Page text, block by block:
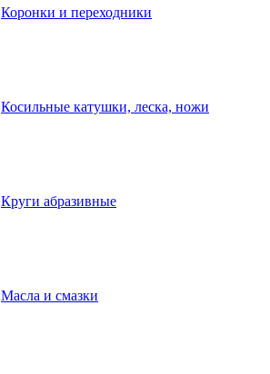
Коронки и переходники
Косильные катушки, леска, ножи
Круги абразивные
Масла и смазки